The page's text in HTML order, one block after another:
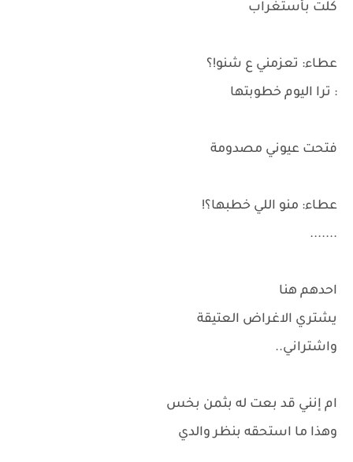
كلت بأستغراب
عطاء: تعزمني ع شنو!؟
: ترا اليوم خطوبتها
فتحت عيوني مصدومة
عطاء: منو اللي خطبها؟!
.......
احدهم هنا
يشتري الاغراض العتيقة
واشتراني..
ام إنني قد بعت له بثمن بخس
وهذا ما استحقه بنظر والدي